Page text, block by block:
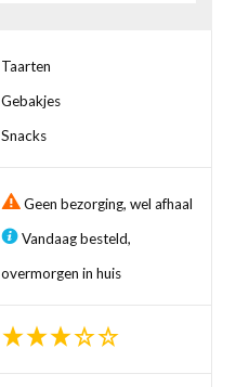
Taarten
Gebakjes
Snacks
Geen bezorging, wel afhaal
Vandaag besteld,
overmorgen in huis